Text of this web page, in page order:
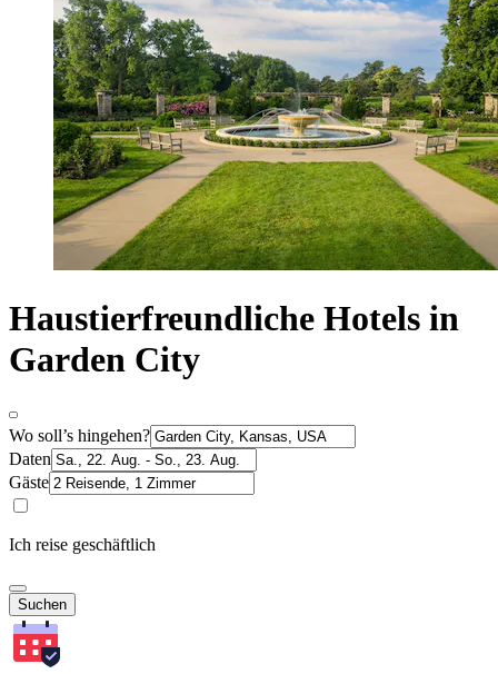
Haustierfreundliche Hotels in
Garden City
Wo soll’s hingehen?
Daten
Gäste
Ich reise geschäftlich
Suchen